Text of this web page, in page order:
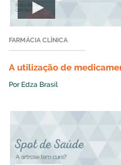
FARMÁCIA CLÍNICA
A utilização de
Por Edza Brasil